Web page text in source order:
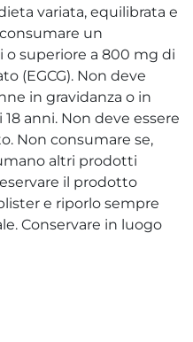
variata, equilibrata e
un
superiore a 800 mg di
(EGCG). Non deve
in gravidanza o in
anni. Non deve essere
Non consumare se,
altri prodotti
il prodotto
e riporlo sempre
Conservare in luogo